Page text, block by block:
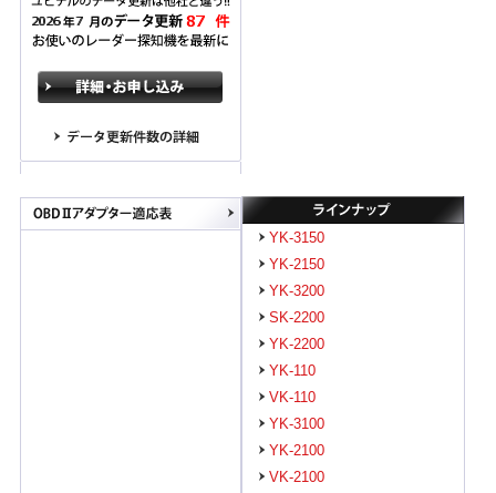
YK-3150
YK-2150
YK-3200
SK-2200
YK-2200
YK-110
VK-110
YK-3100
YK-2100
VK-2100